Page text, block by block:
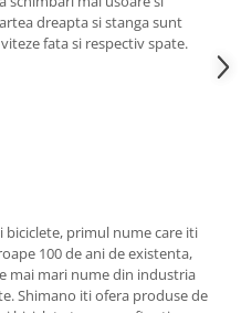
dreapta si stanga sunt
fata si respectiv spate.
biciclete, primul nume care iti
100 de ani de existenta,
mai mari nume din industria
Shimano iti ofera produse de